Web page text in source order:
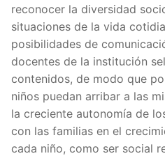
reconocer la diversidad
situaciones de la vida
posibilidades de
docentes de la institución
contenidos, de modo que
niños puedan arribar a las
la creciente autonomía de
con las familias en el
cada niño, como ser social